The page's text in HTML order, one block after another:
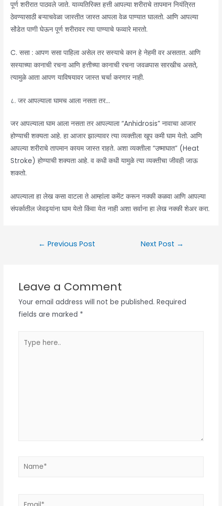
पूर्ण शरीरात पाठवले जाते. याव्यतिरिक्त हत्ती आपल्या शरीराचे तापमान नियंत्रित
ठेवण्यासाठी बऱ्याचवेळा जास्तीत जास्त आपला वेळ पाण्यात घालतो. आणि आपल्या
सोंडेत पाणी घेऊन पूर्ण शरीरावर त्या पाण्याचे फव्वारे मारतो.
C. ससा : आपण ससा पाहिला असेल तर सस्याचे कान हे नेहमी वर असतात. आणि
सस्याच्या कानाची रचना आणि हत्तीच्या कानाची रचना जवळपास सारखीच असते,
त्यामुळे आता आपण याविषयावर जास्त चर्चा करणार नाही.
८. जर आपल्याला घामच आला नसता तर…
जर आपल्याला घाम आला नसता तर आपल्याला “Anhidrosis” नावाचा आजार
होण्याची शक्यता आहे. हा आजार झाल्यावर त्या व्यक्तीला खूप कमी घाम येतो. आणि
आपल्या शरीराचे तापमान कायम जास्त राहते. अशा व्यक्तीला “उष्माघात” (Heat
Stroke) होण्याची शक्यता आहे. व कधी कधी यामुळे त्या व्यक्तीचा जीवही जाऊ
शकतो.
आपल्याला हा लेख कसा वाटला ते आम्हांला कमेंट करून नक्की कळवा आणि आपल्या
संपर्कातील जेवढ्यांना घाम येतो किंवा येत नाही अशा सर्वाना हा लेख नक्की शेअर करा.
← Previous Post Next Post →
Leave a Comment
Your email address will not be published. Required
fields are marked *
here..
Name*
Email*